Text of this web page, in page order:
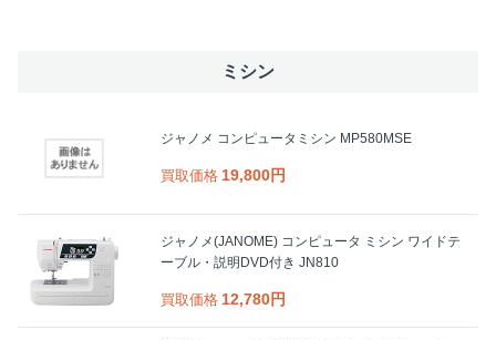
ミシン
ジャノメ コンピュータミシン MP580MSE
買取価格 19,800円
ジャノメ(JANOME) コンピュータ ミシン ワイドテ
ーブル・説明DVD付き JN810
買取価格 12,780円